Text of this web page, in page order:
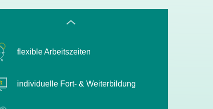
flexible Arbeitszeiten
individuelle Fort- & Weiterbildung
persönliche Mandantenbeziehung